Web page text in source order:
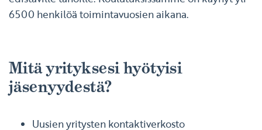
6500 henkilöä toimintavuosien aikana.
Mitä yrityksesi hyötyisi
jäsenyydestä?
Uusien yritysten kontaktiverkosto